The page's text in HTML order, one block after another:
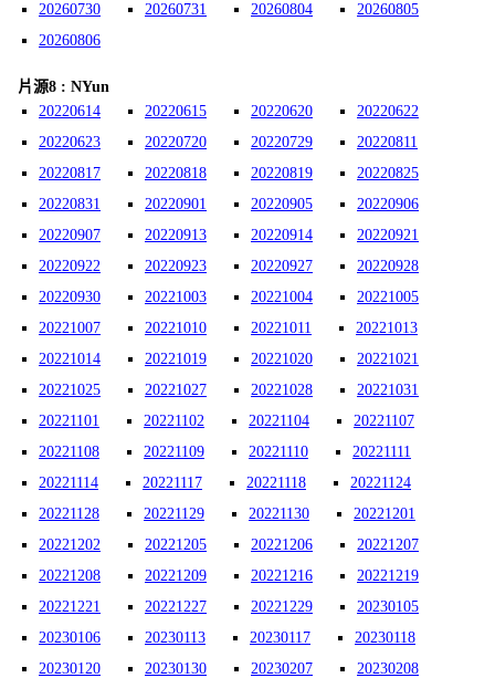
20260730
20260731 20260804
20260805
20260806
片源8 : NYun
20220614
20220615 20220620
20220622
20220623
20220720 20220729
20220811
20220817
20220818 20220819
20220825
20220831
20220901 20220905
20220906
20220907
20220913 20220914
20220921
20220922
20220923 20220927
20220928
20220930
20221003 20221004
20221005
20221007
20221010 20221011
20221013
20221014
20221019 20221020
20221021
20221025
20221027 20221028
20221031
20221101
20221102 20221104
20221107
20221108
20221109 20221110
20221111
20221114
20221117 20221118
20221124
20221128
20221129 20221130
20221201
20221202
20221205 20221206
20221207
20221208
20221209 20221216
20221219
20221221
20221227 20221229
20230105
20230106
20230113 20230117
20230118
20230120
20230130 20230207 20230208